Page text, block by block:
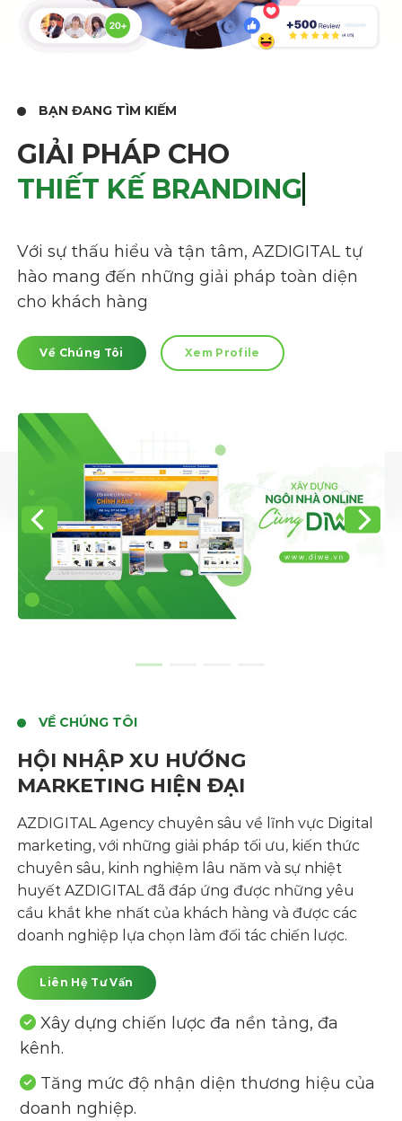
BẠN ĐANG TÌM KIẾM
GIẢI PHÁP CHO
THIẾT KẾ BRANDING
Với sự thấu hiểu và tận tâm, AZDIGITAL tự
hào mang đến những giải pháp toàn diện
cho khách hàng
Về Chúng Tôi Xem Profile
VỀ CHÚNG TÔI
HỘI NHẬP XU HƯỚNG
MARKETING HIỆN ĐẠI
AZDIGITAL Agency chuyên sâu về lĩnh vực Digital
marketing, với những giải pháp tối ưu, kiến thức
chuyên sâu, kinh nghiệm lâu năm và sự nhiệt
huyết AZDIGITAL đã đáp ứng được những yêu
cầu khắt khe nhất của khách hàng và được các
doanh nghiệp lựa chọn làm đối tác chiến lược.
Liên Hệ Tư Vấn
Xây dựng chiến lược đa nền tảng, đa
kênh.
Tăng mức độ nhận diện thương hiệu của
doanh nghiệp.